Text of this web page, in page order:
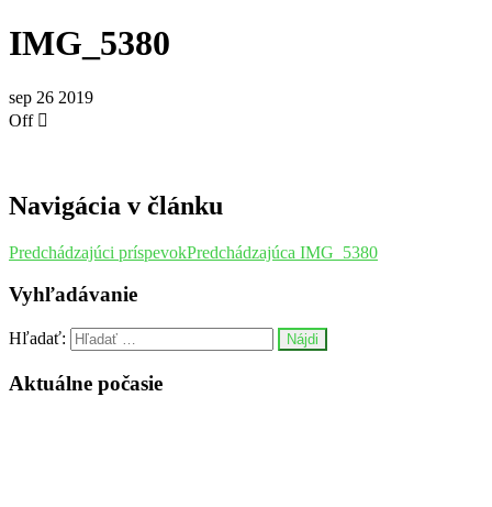
IMG_5380
sep 26 2019
Off
Navigácia v článku
Predchádzajúci príspevokPredchádzajúca IMG_5380
Vyhľadávanie
Hľadať:
Aktuálne počasie